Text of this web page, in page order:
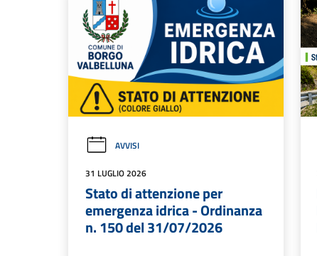
AVVISI
31 LUGLIO 2026
Stato di attenzione per
emergenza idrica - Ordinanza
n. 150 del 31/07/2026